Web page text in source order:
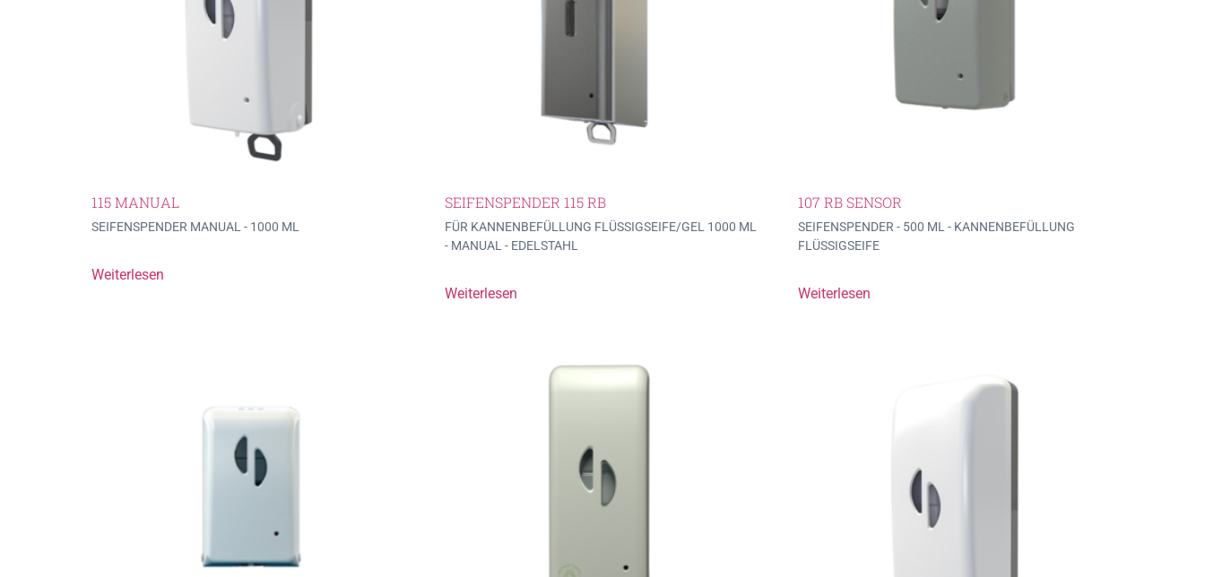
115 MANUAL
SEIFENSPENDER MANUAL - 1000 ML
Weiterlesen
SEIFENSPENDER 115 RB
FÜR KANNENBEFÜLLUNG FLÜSSIGSEIFE/GEL 1000 ML
- MANUAL - EDELSTAHL
Weiterlesen
107 RB SENSOR
SEIFENSPENDER - 500 ML - KANNENBEFÜLLUNG
FLÜSSIGSEIFE
Weiterlesen